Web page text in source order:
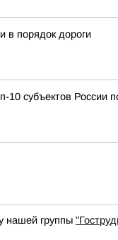
в порядок дороги
10 субъектов России
нашей группы